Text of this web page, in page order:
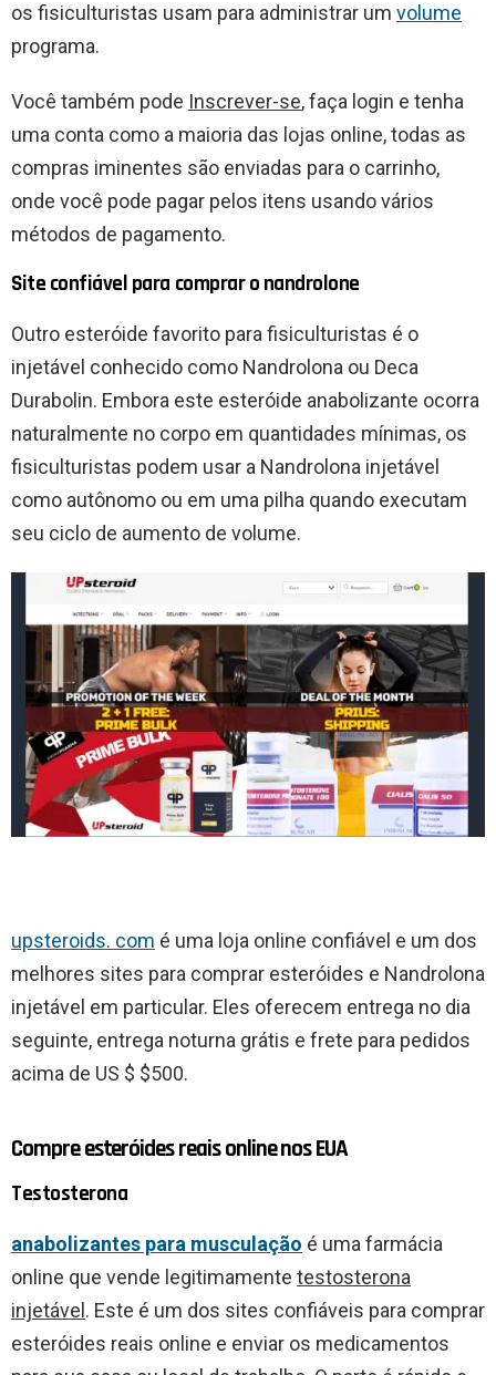
os fisiculturistas usam para administrar um volume
programa.
Você também pode Inscrever-se, faça login e tenha
uma conta como a maioria das lojas online, todas as
compras iminentes são enviadas para o carrinho,
onde você pode pagar pelos itens usando vários
métodos de pagamento.
Site confiável para comprar o nandrolone
Outro esteróide favorito para fisiculturistas é o
injetável conhecido como Nandrolona ou Deca
Durabolin. Embora este esteróide anabolizante ocorra
naturalmente no corpo em quantidades mínimas, os
fisiculturistas podem usar a Nandrolona injetável
como autônomo ou em uma pilha quando executam
seu ciclo de aumento de volume.
upsteroids. com é uma loja online confiável e um dos
melhores sites para comprar esteróides e Nandrolona
injetável em particular. Eles oferecem entrega no dia
seguinte, entrega noturna grátis e frete para pedidos
acima de US $ $500.
Compre esteróides reais online nos EUA
Testosterona
anabolizantes para musculação é uma farmácia
online que vende legitimamente testosterona
injetável . Este é um dos sites confiáveis para comprar
esteróides reais online e enviar os medicamentos